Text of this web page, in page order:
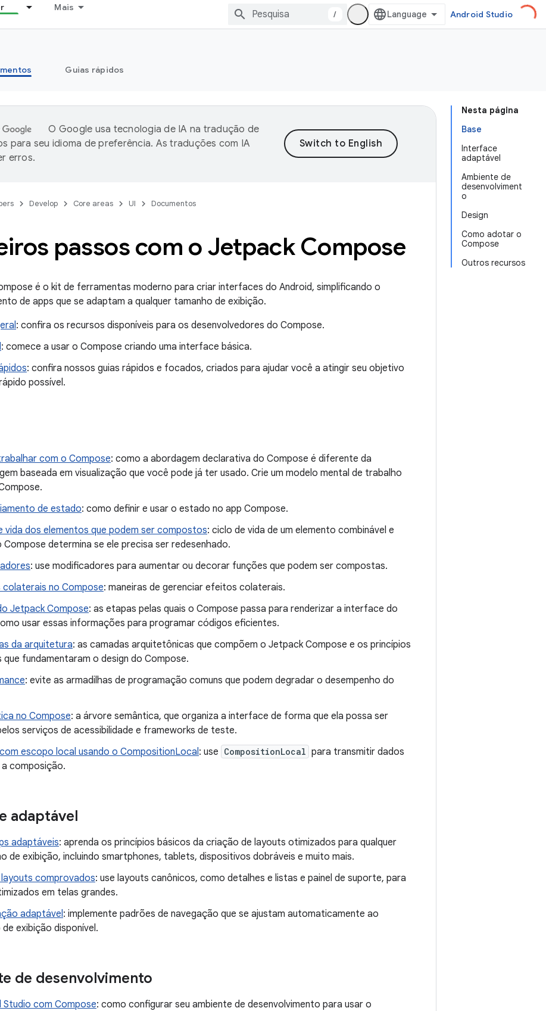
Mais
/ Android Studio
Guias rápidos
Nesta página
Base
Interface
adaptável
Ambiente de
desenvolviment
o
Design
Como adotar o
Compose
Outros recursos
O Google usa tecnologia de IA na tradução de
para seu idioma de preferência. As traduções com IA
erros.
Develop Core areas UI Documentos
passos com o Jetpack Compose
é o kit de ferramentas moderno para criar interfaces do Android, simplificando o
de apps que se adaptam a qualquer tamanho de exibição.
: confira os recursos disponíveis para os desenvolvedores do Compose.
: comece a usar o Compose criando uma interface básica.
: confira nossos guias rápidos e focados, criados para ajudar você a atingir seu objetivo
possível.
com o Compose: como a abordagem declarativa do Compose é diferente da
baseada em visualização que você pode já ter usado. Crie um modelo mental de trabalho
de estado: como definir e usar o estado no app Compose.
vida dos elementos que podem ser compostos: ciclo de vida de um elemento combinável e
Compose determina se ele precisa ser redesenhado.
: use modificadores para aumentar ou decorar funções que podem ser compostas.
no Compose: maneiras de gerenciar efeitos colaterais.
Jetpack Compose: as etapas pelas quais o Compose passa para renderizar a interface do
usar essas informações para programar códigos eficientes.
da arquitetura: as camadas arquitetônicas que compõem o Jetpack Compose e os princípios
que fundamentaram o design do Compose.
: evite as armadilhas de programação comuns que podem degradar o desempenho do
no Compose: a árvore semântica, que organiza a interface de forma que ela possa ser
serviços de acessibilidade e frameworks de teste.
escopo local usando o CompositionLocal: use CompositionLocal para transmitir dados
a composição.
adaptável
adaptáveis: aprenda os princípios básicos da criação de layouts otimizados para qualquer
de exibição, incluindo smartphones, tablets, dispositivos dobráveis e muito mais.
layouts comprovados: use layouts canônicos, como detalhes e listas e painel de suporte, para
em telas grandes.
adaptável: implemente padrões de navegação que se ajustam automaticamente ao
exibição disponível.
de desenvolvimento
Studio com Compose: como configurar seu ambiente de desenvolvimento para usar o